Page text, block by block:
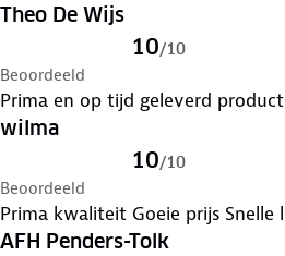
Theo De Wijs
10/10
Beoordeeld
Prima en op tijd geleverd product
wilma
10/10
Beoordeeld
AFH Penders-Tolk